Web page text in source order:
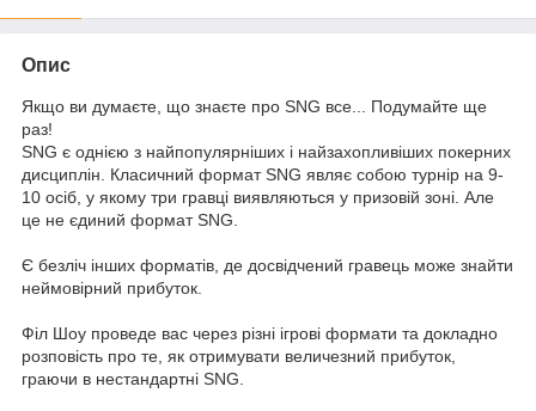
Опис
Якщо ви думаєте, що знаєте про SNG все... Подумайте ще
раз!
SNG є однією з найпопулярніших і найзахопливіших покерних
дисциплін. Класичний формат SNG являє собою турнір на 9-
10 осіб, у якому три гравці виявляються у призовій зоні. Але
це не єдиний формат SNG.
Є безліч інших форматів, де досвідчений гравець може знайти
неймовірний прибуток.
Філ Шоу проведе вас через різні ігрові формати та докладно
розповість про те, як отримувати величезний прибуток,
граючи в нестандартні SNG.